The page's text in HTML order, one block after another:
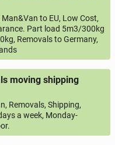
to EU, Low Cost,
Part load 5m3/300kg
Removals to Germany,
moving shipping
Removals, Shipping,
a week, Monday-